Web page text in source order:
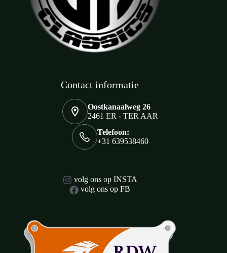
Contact informatie
Oostkanaalweg 26
2461 ER - TER AAR
Telefoon:
+31 639538460
volg ons op INSTA
volg ons op FB